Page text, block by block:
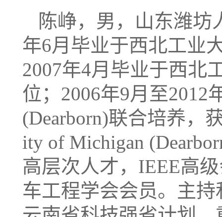
陈峥，男，山东潍坊
年6月毕业于西北工业
2007年4月毕业于西北
位；2006年9月至2012
(Dearborn)联合培养，
ity of Michigan
高层次人才，IEEE高
车工程学会会员。主